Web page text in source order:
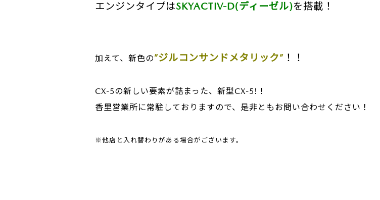
エンジンタイプはSKYACTIV-D(ディーゼル)を搭載！
加えて、新色の”ジルコンサンドメタリック” ！！
CX-5の新しい要素が詰まった、新型CX-5!！
香里営業所に常駐しておりますので、是非ともお問い合わせください！
※他店と入れ替わりがある場合がございます。